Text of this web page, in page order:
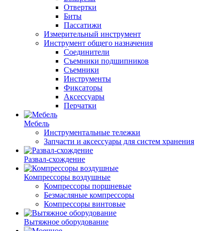
Отвертки
Биты
Пассатижи
Измерительный инструмент
Инструмент общего назначения
Соединители
Съемники подшипников
Съемники
Инструменты
Фиксаторы
Аксессуары
Перчатки
Мебель
Инструментальные тележки
Запчасти и аксессуары для систем хранения
Развал-схождение
Компрессоры воздушные
Компрессоры поршневые
Безмасляные компрессоры
Компрессоры винтовые
Вытяжное оборудование